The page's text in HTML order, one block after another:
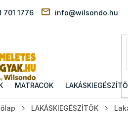
701 1776 info@wilsondo.hu
MATRACOK
LAKÁSKIEGÉSZÍTŐK